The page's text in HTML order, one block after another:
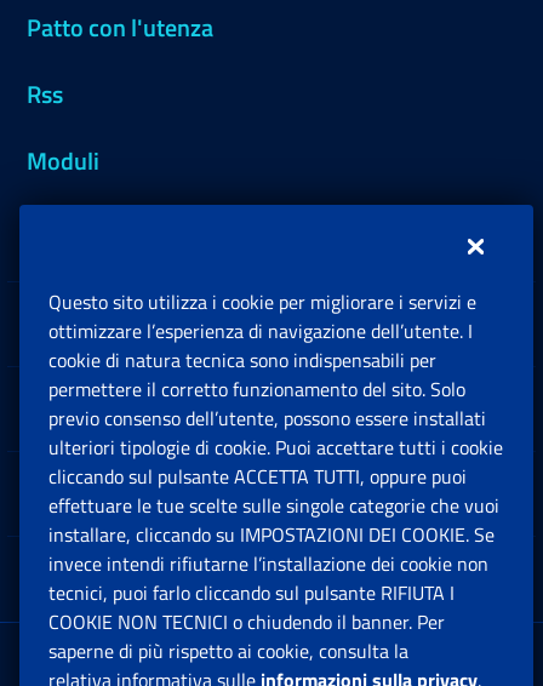
Patto con l'utenza
Rss
Moduli
Sedi e Contatti
Software
Note Legali
App mobile
Sede Legale : Via Ciro il Grande, 21
Questo sito utilizza i cookie per migliorare i servizi e
ottimizzare l’esperienza di navigazione dell’utente. I
cookie di natura tecnica sono indispensabili per
permettere il corretto funzionamento del sito. Solo
previo consenso dell’utente, possono essere installati
ulteriori tipologie di cookie. Puoi accettare tutti i cookie
cliccando sul pulsante ACCETTA TUTTI, oppure puoi
effettuare le tue scelte sulle singole categorie che vuoi
installare, cliccando su IMPOSTAZIONI DEI COOKIE. Se
invece intendi rifiutarne l’installazione dei cookie non
tecnici, puoi farlo cliccando sul pulsante RIFIUTA I
COOKIE NON TECNICI o chiudendo il banner. Per
saperne di più rispetto ai cookie, consulta la
relativa informativa sulle informazioni sulla privacy.